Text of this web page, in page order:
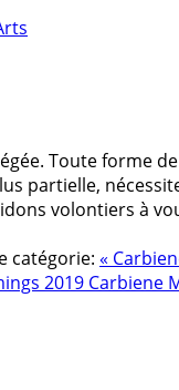
Toute forme
partielle,
volontiers à
catégorie: «
2019 Carbiene